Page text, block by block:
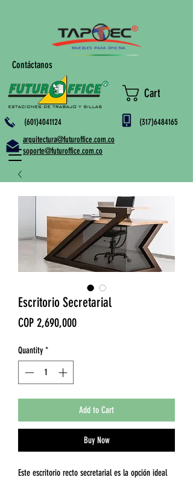
Contáctanos
Cart
(601)4041124
(317)6484165
arquitectura@futuroffice.com.co
soporte@futuroffice.com.co
Escritorio Secretarial
COP 2,690,000Price
Quantity *
Add to Cart
Buy Now
Este escritorio recto secretarial es la opción ideal